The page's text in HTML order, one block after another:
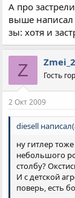
А про
выше написал
зы: хотя и
Z Гость
2 Окт 2009
diesell
ну гитлер
небольшого
столбу?
И с детской
поверь, есть